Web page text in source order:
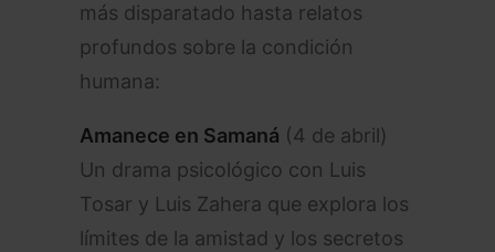
más disparatado hasta relatos
profundos sobre la condición
humana:
Amanece en Samaná (4 de abril)
Un drama psicológico con Luis
Tosar y Luis Zahera que explora los
límites de la amistad y los secretos